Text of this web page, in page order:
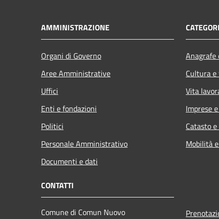
AMMINISTRAZIONE
Organi di Governo
Aree Amministrative
Uffici
Enti e fondazioni
Politici
Personale Amministrativo
Documenti e dati
Cultura
Vita
Imprese
Catasto
Mobilità
CONTATTI
Comune di Comun Nuovo